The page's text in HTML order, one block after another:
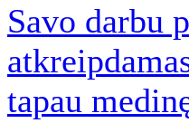
Savo darbu
tapau